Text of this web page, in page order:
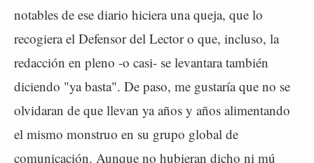
notables de ese diario hiciera una queja, que lo
recogiera el Defensor del Lector o que, incluso, la
redacción en pleno -o casi- se levantara también
diciendo "ya basta". De paso, me gustaría que no se
olvidaran de que llevan ya años y años alimentando
el mismo monstruo en su grupo global de
comunicación. Aunque no hubieran dicho ni mú